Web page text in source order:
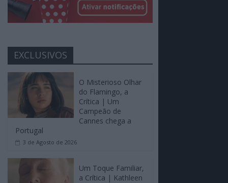
EXCLUSIVOS
O Misterioso Olhar
do Flamingo, a
Crítica | Um
Campeão de
Cannes chega a
Portugal
3 de Agosto de 2026
Um Toque Familiar,
a Crítica | Kathleen